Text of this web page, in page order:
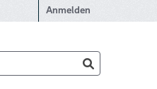
Anmelden